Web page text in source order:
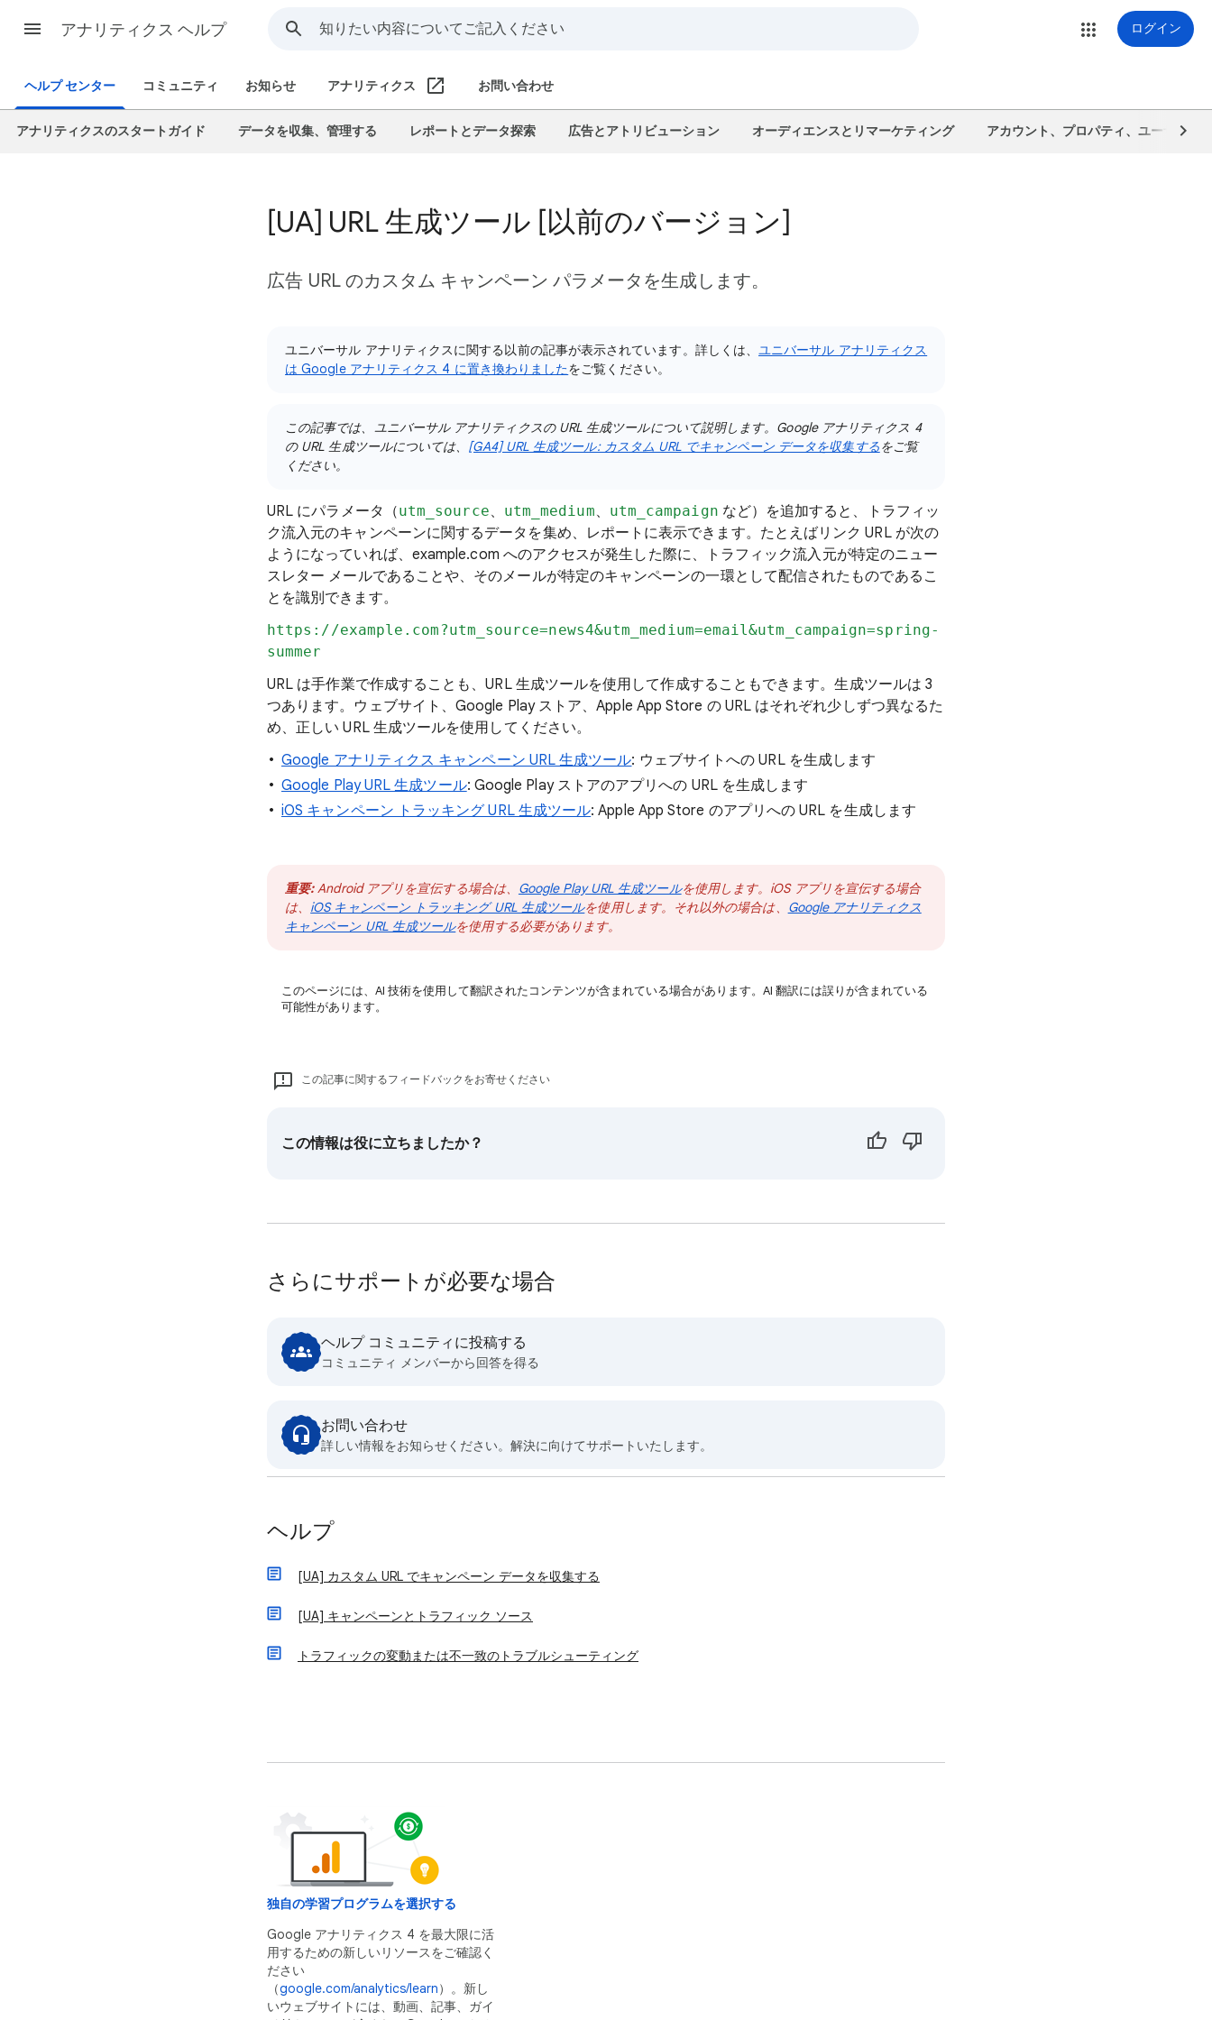
アナリティクス ヘルプ ログイン
ヘルプ センター コミュニティ お知らせ アナリティクス お問い合わせ
アナリティクスのスタートガイド データを収集、管理する レポートとデータ探索 広告とアトリビューション オーディエンスとリマーケティング アカウント、プロパティ、ユーザーを
[UA] URL 生成ツール [以前のバージョン]
広告 URL のカスタム キャンペーン パラメータを生成します。
ユニバーサル アナリティクスに関する以前の記事が表示されています。詳しくは、ユニバーサル アナリティクス
は Google アナリティクス 4 に置き換わりましたをご覧ください。
この記事では、ユニバーサル アナリティクスの URL 生成ツールについて説明します。Google アナリティクス 4
の URL 生成ツールについては、 [GA4] URL 生成ツール: カスタム URL でキャンペーン データを収集するをご覧
ください。
URL にパラメータ（utm_source、 utm_medium、 utm_campaign など）を追加すると、トラフィッ
ク流入元のキャンペーンに関するデータを集め、レポートに表示できます。たとえばリンク URL が次の
ようになっていれば、example.com へのアクセスが発生した際に、トラフィック流入元が特定のニュー
スレター メールであることや、そのメールが特定のキャンペーンの一環として配信されたものであるこ
とを識別できます。
https://example.com?utm_source=news4&utm_medium=email&utm_campaign=spring-
summer
URL は手作業で作成することも、URL 生成ツールを使用して作成することもできます。生成ツールは 3
つあります。ウェブサイト、Google Play ストア、Apple App Store の URL はそれぞれ少しずつ異なるた
め、正しい URL 生成ツールを使用してください。
Google アナリティクス キャンペーン URL 生成ツール: ウェブサイトへの URL を生成します
Google Play URL 生成ツール: Google Play ストアのアプリへの URL を生成します
iOS キャンペーン トラッキング URL 生成ツール: Apple App Store のアプリへの URL を生成します
重要:Android アプリを宣伝する場合は、 Google Play URL 生成ツールを使用します。iOS アプリを宣伝する場合
は、 iOS キャンペーン トラッキング URL 生成ツールを使用します。それ以外の場合は、 Google アナリティクス
キャンペーン URL 生成ツールを使用する必要があります。
このページには、AI 技術を使用して翻訳されたコンテンツが含まれている場合があります。AI 翻訳には誤りが含まれている
可能性があります。
この記事に関するフィードバックをお寄せください
この情報は役に立ちましたか？
さらにサポートが必要な場合
ヘルプ コミュニティに投稿する
コミュニティ メンバーから回答を得る
お問い合わせ
詳しい情報をお知らせください。解決に向けてサポートいたします。
ヘルプ
[UA] カスタム URL でキャンペーン データを収集する
[UA] キャンペーンとトラフィック ソース
トラフィックの変動または不一致のトラブルシューティング
独自の学習プログラムを選択する
Google アナリティクス 4 を最大限に活
用するための新しいリソースをご確認く
ださい
（google.com/analytics/learn）。新し
いウェブサイトには、動画、記事、ガイ